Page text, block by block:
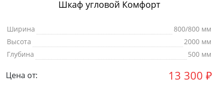
Шкаф угловой Комфорт
Ширина
800/800 мм
Высота
2000 мм
Глубина
500 мм
Цена от: 13 300 ₽